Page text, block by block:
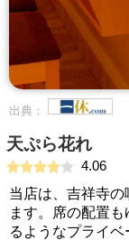
出典：
天ぷら花れ
4.06
当店は、吉祥寺
ます。席の配置
るようなプライ